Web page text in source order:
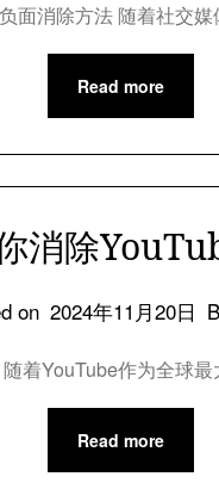
面消除方法 随着社交
Read more
消除
on 2024年11月20日
着YouTube作为全球
Read more